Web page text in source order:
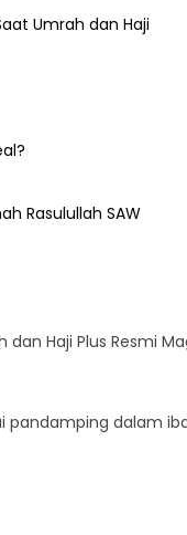
Umrah dan Haji
Rasulullah SAW
Haji Plus Resmi
pandamping dalam